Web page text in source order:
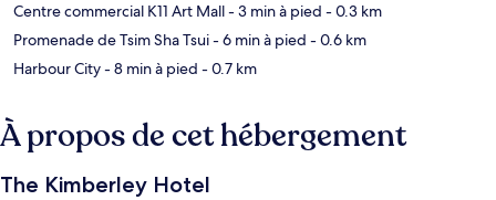
Centre commercial K11 Art Mall- 3 min à pied - 0.3 km
Promenade de Tsim Sha Tsui- 6 min à pied - 0.6 km
Harbour City- 8 min à pied - 0.7 km
À propos de cet hébergement
The Kimberley Hotel